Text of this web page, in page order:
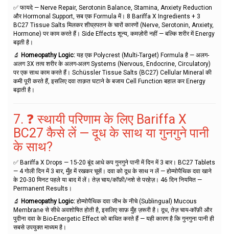
✅ फायदे — Nerve Repair, Serotonin Balance, Stamina, Anxiety Reduction
और Hormonal Support, सब एक Formula में। 8 Bariffa X Ingredients + 3
BC27 Tissue Salts मिलकर शीघ्रपतन के चारों कारणों (Nerve, Serotonin, Anxiety,
Hormone) पर काम करते हैं। Side Effects शून्य, कमज़ोरी नहीं — बल्कि शरीर में Energy
बढ़ती है।
🔬 Homeopathy Logic: यह एक Polycrest (Multi-Target) Formula है — अलग-
अलग 3X तत्व शरीर के अलग-अलग Systems (Nervous, Endocrine, Circulatory)
पर एक साथ काम करते हैं। Schüssler Tissue Salts (BC27) Cellular Mineral की
कमी पूरी करते हैं, इसलिए दवा ताक़त घटाने के बजाय Cell Function बहाल कर Energy
बढ़ाती है।
7. ❓ स्थायी परिणाम के लिए Bariffa X
BC27 कैसे लें — दूध के साथ या गुनगुने पानी
के साथ?
✅ Bariffa X Drops — 15-20 बूंद आधे कप गुनगुने पानी में दिन में 3 बार। BC27 Tablets
— 4 गोली दिन में 3 बार, मुँह में रखकर चूसें। दवा को दूध के साथ न लें — होम्योपैथिक दवा खाने
के 20-30 मिनट पहले या बाद में लें। तेज़ चाय/कॉफ़ी/नशे से परहेज़। 46 दिन नियमित —
Permanent Results।
🔬 Homeopathy Logic: होम्योपैथिक दवा जीभ के नीचे (Sublingual) Mucous
Membrane से सीधे अवशोषित होती है, इसलिए साफ़ मुँह ज़रूरी है। दूध, तेज़ चाय-कॉफ़ी और
पुदीना दवा के Bio-Energetic Effect को बाधित करते हैं — यही कारण है कि गुनगुना पानी ही
सबसे उपयुक्त माध्यम है।